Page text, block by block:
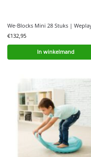
We-Blocks Mini 28 Stuks |
€132,95
In winkelmand